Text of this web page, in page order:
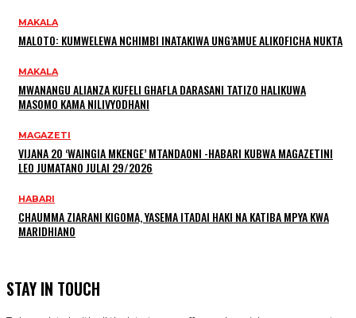
MAKALA
MALOTO: KUMWELEWA NCHIMBI INATAKIWA UNG’AMUE ALIKOFICHA NUKTA
MAKALA
MWANANGU ALIANZA KUFELI GHAFLA DARASANI TATIZO HALIKUWA
MASOMO KAMA NILIVYODHANI
MAGAZETI
VIJANA 20 ‘WAINGIA MKENGE’ MTANDAONI -HABARI KUBWA MAGAZETINI
LEO JUMATANO JULAI 29/2026
HABARI
CHAUMMA ZIARANI KIGOMA, YASEMA ITADAI HAKI NA KATIBA MPYA KWA
MARIDHIANO
STAY IN TOUCH